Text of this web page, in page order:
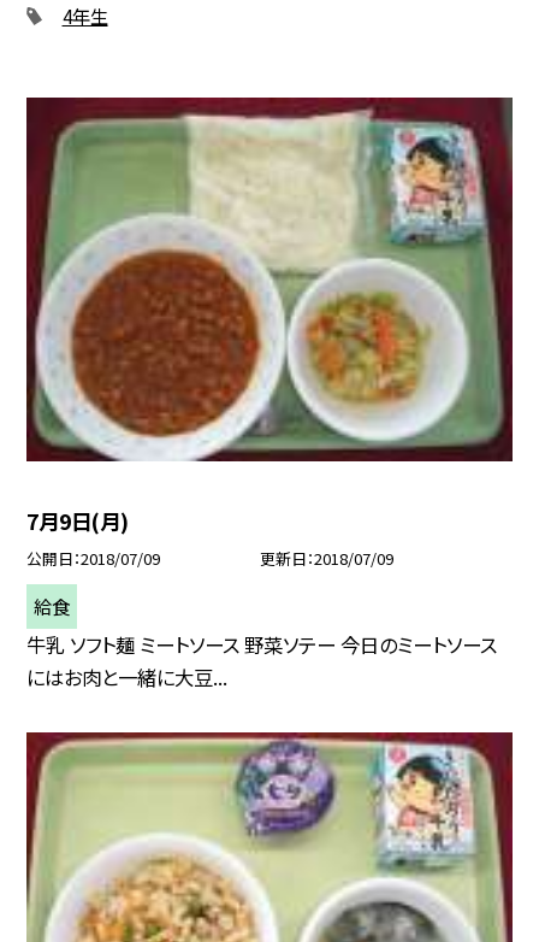
4年生
7月9日(月)
公開日 2018/07/09 更新日 2018/07/09
給食
牛乳 ソフト麺 ミートソース 野菜ソテー 今日のミートソース
にはお肉と一緒に大豆...